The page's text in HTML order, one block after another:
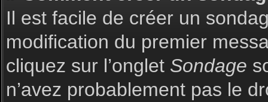
Il est facile de créer un
modification du premier
cliquez sur l’onglet Sondage
n’avez probablement pas le